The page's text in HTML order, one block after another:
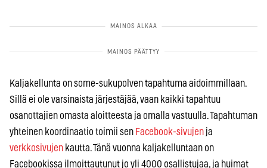
Kaljakellunta on some-sukupolven tapahtuma aidoimmillaan.
Sillä ei ole varsinaista järjestäjää, vaan kaikki tapahtuu
osanottajien omasta aloitteesta ja omalla vastuulla. Tapahtuman
yhteinen koordinaatio toimii sen Facebook-sivujen ja
verkkosivujen kautta. Tänä vuonna kaljakelluntaan on
Facebookissa ilmoittautunut jo yli 4000 osallistujaa, ja huimat